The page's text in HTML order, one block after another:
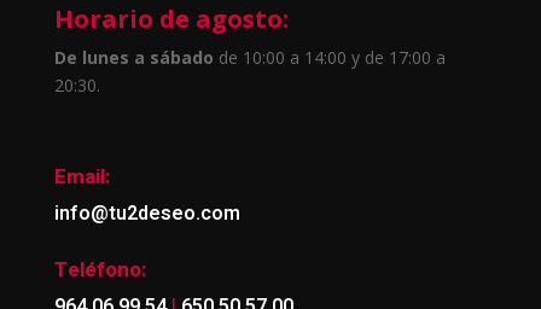
Horario de agosto:
De lunes a sábado de 10:00 a 14:00 y de 17:00 a
20:30.
Email:
info@tu2deseo.com
Teléfono: